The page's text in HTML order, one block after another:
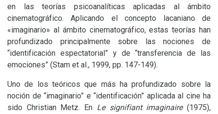
en las teorías psicoanalíticas aplicadas al ámbito
cinematográfico. Aplicando el concepto lacaniano de
«imaginario» al ámbito cinematográfico, estas teorías han
profundizado principalmente sobre las nociones de
“identificación espectatorial” y de “transferencia de las
emociones” (Stam et al., 1999, pp. 147-149).
Uno de los teóricos que más ha profundizado sobre la
noción de “imaginario” e “identificación” aplicada al cine ha
sido Christian Metz. En Le signifiant imaginaire(1975),